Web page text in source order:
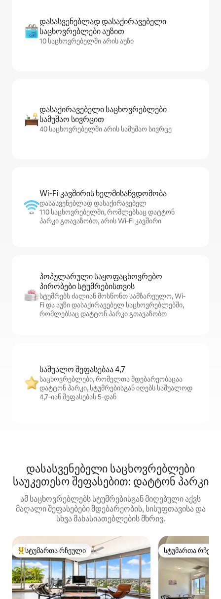
დასასვენებლად დასაქირავებელი
საცხოვრებლები აუზით
10 საცხოვრებელში არის აუზი
დასაქირავებელი საცხოვრებლები
სამუშაო სივრცით
40 საცხოვრებელში არის სამუშაო სივრცე
Wi‑Fi კავშირის ხელმისაწვდომობა
დასასვენებლად დასაქირავებელ
110 საცხოვრებელში, რომლებსაც დატტონ
პარკი გთავაზობთ, არის Wi‑Fi კავშირი
პოპულარული საყოფაცხოვრებო
პირობები სტუმრებისთვის
სტუმრებს ძალიან მოსწონთ სამზარეულო, Wi-
Fi და აუზი დასაქირავებელ საცხოვრებლებში,
რომლებსაც დატტონ პარკი გთავაზობთ
საშუალო შეფასებაა 4,7
საცხოვრებლები, რომელთა მდებარეობაცაა
დატტონ პარკი, სტუმრებისგან იღებს საშუალოდ
4,7‑იან შეფასებას 5‑დან
დასასვენებელი საცხოვრებლები
საუკეთესო შეფასებით: დატტონ პარკი
ამ საცხოვრებლებს სტუმრებისგან მიღებული აქვს
მაღალი შეფასებები მდებარეობის, სისუფთავისა და
სხვა მახასიათებლების მხრივ.
სტუმართა რჩეული მოწინავე ვარიანტი
სტუმართა რჩეული სტუმართა
სტუმართა